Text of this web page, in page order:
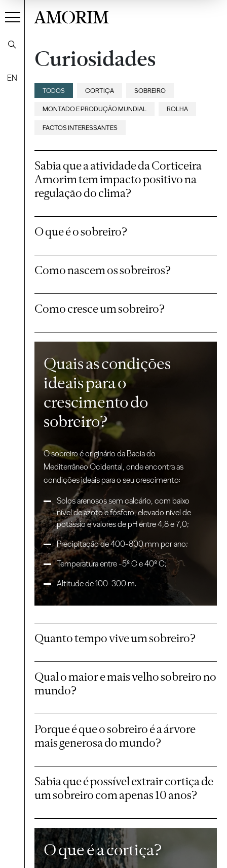
EN
AMORIM
Curiosidades
Filtrar
TODOS CORTIÇA SOBREIRO
MONTADO E PRODUÇÃO MUNDIAL ROLHA
FACTOS INTERESSANTES
Sabia que a atividade da Corticeira
Amorim tem impacto positivo na
regulação do clima?
O que é o sobreiro?
Como nascem os sobreiros?
Como cresce um sobreiro?
Quais as condições
ideais para o
crescimento do
sobreiro?
O sobreiro é originário da Bacia do
Mediterrâneo Ocidental, onde encontra as
condições ideais para o seu crescimento:
Solos arenosos sem calcário, com baixo
nível de azoto e fósforo, elevado nível de
potássio e valores de pH entre 4,8 e 7,0;
Precipitação de 400-800 mm por ano;
Temperatura entre -5º C e 40º C;
Altitude de 100-300 m.
Quanto tempo vive um sobreiro?
Qual o maior e mais velho sobreiro no
mundo?
Porque é que o sobreiro é a árvore
mais generosa do mundo?
Sabia que é possível extrair cortiça de
um sobreiro com apenas 10 anos?
O que é a cortiça?